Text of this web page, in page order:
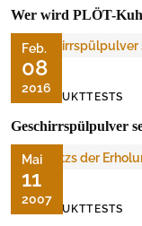
Wer wird PLÖT-
Feb.
08
2016
PRODUKTTESTS
Geschirrspülpulver
Mai
11
2007
PRODUKTTESTS